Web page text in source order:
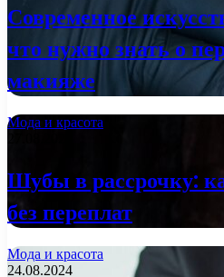
Современное
что нужно знать о
макияже
Мода и красота
Шубы в рассрочку:
без переплат
Мода и красота
24.08.2024